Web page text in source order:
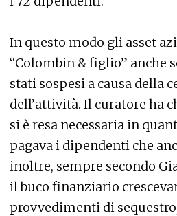
In questo modo gli asset
“Colombin & figlio” anche
stati sospesi a causa della
dell’attività. Il curatore ha
si è resa necessaria in
pagava i dipendenti che
inoltre, sempre secondo
il buco finanziario
provvedimenti di